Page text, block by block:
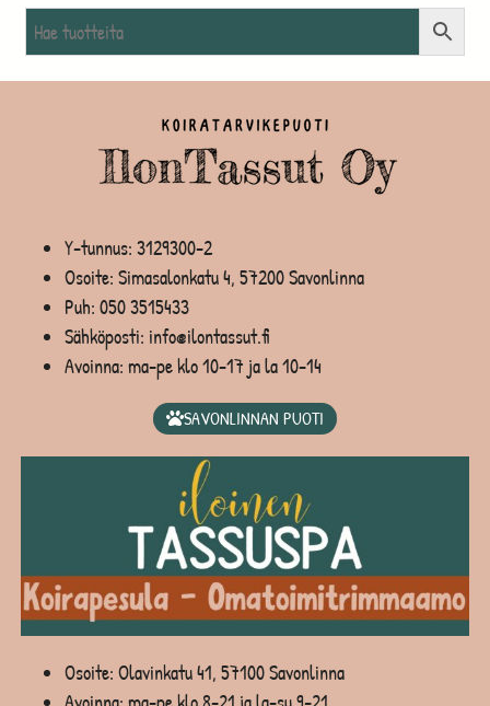
Y-tunnus: 3129300-2
Osoite: Simasalonkatu 4, 57200 Savonlinna
Puh: 050 3515433
Sähköposti: info@ilontassut.fi
Avoinna: ma-pe klo 10-17 ja la 10-14
SAVONLINNAN PUOTI
Osoite: Olavinkatu 41, 57100 Savonlinna